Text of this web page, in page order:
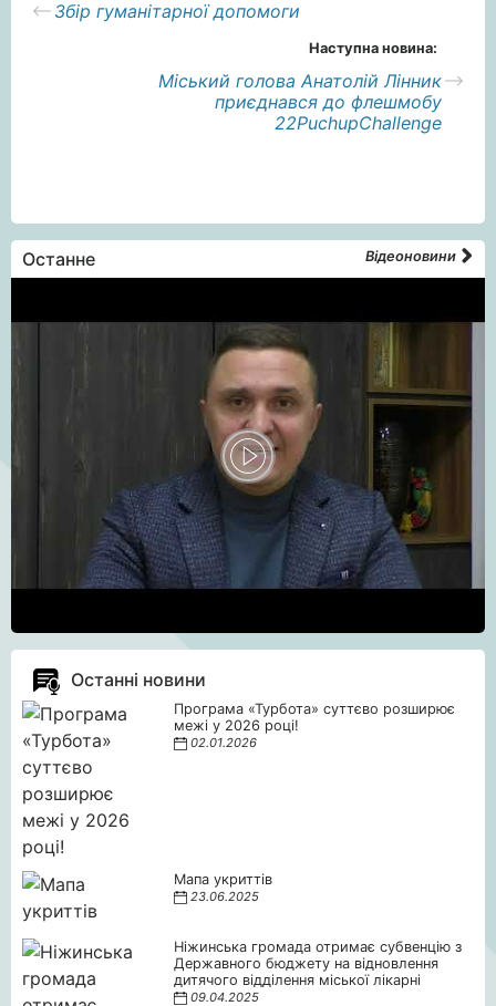
Збір гуманітарної допомоги
Наступна новина:
Міський голова Анатолій Лінник
приєднався до флешмобу
22PuchupChallenge
Останне Відеоновини
Останні новини
Програма «Турбота» суттєво розширює
межі у 2026 році!
02.01.2026
Мапа укриттів
23.06.2025
Ніжинська громада отримає субвенцію з
Державного бюджету на відновлення
дитячого відділення міської лікарні
09.04.2025